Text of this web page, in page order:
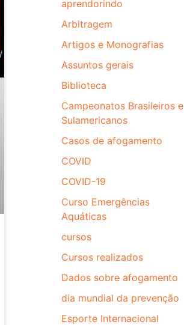
aprendorindo
Arbitragem
Artigos e Monografias
Assuntos gerais
Biblioteca
Campeonatos Brasileiros e
Sulamericanos
Casos de afogamento
COVID
COVID-19
Curso Emergências
Aquáticas
cursos
Cursos realizados
Dados sobre afogamento
dia mundial da prevenção
Esporte Internacional